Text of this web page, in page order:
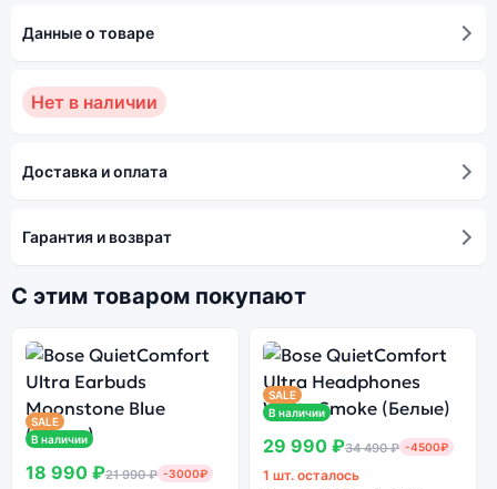
Данные о товаре
Нет в наличии
Доставка и оплата
Гарантия и возврат
С этим товаром покупают
SALE
В наличии
18 990 ₽21 990 ₽ -3000₽
SALE
В наличии
29 990 ₽34 490 ₽ -4500₽
1 шт. осталось